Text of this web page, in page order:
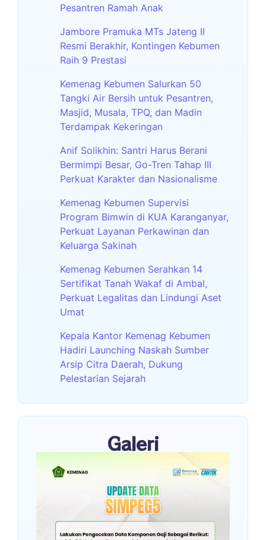
Pesantren Ramah Anak
Jambore Pramuka MTs Jateng II
Resmi Berakhir, Kontingen Kebumen
Raih 9 Prestasi
Kemenag Kebumen Salurkan 50
Tangki Air Bersih untuk Pesantren,
Masjid, Musala, TPQ, dan Madin
Terdampak Kekeringan
Anif Solikhin: Santri Harus Berani
Bermimpi Besar, Go-Tren Tahap III
Perkuat Karakter dan Nasionalisme
Kemenag Kebumen Supervisi
Program Bimwin di KUA Karanganyar,
Perkuat Layanan Perkawinan dan
Keluarga Sakinah
Kemenag Kebumen Serahkan 14
Sertifikat Tanah Wakaf di Ambal,
Perkuat Legalitas dan Lindungi Aset
Umat
Kepala Kantor Kemenag Kebumen
Hadiri Launching Naskah Sumber
Arsip Citra Daerah, Dukung
Pelestarian Sejarah
Galeri